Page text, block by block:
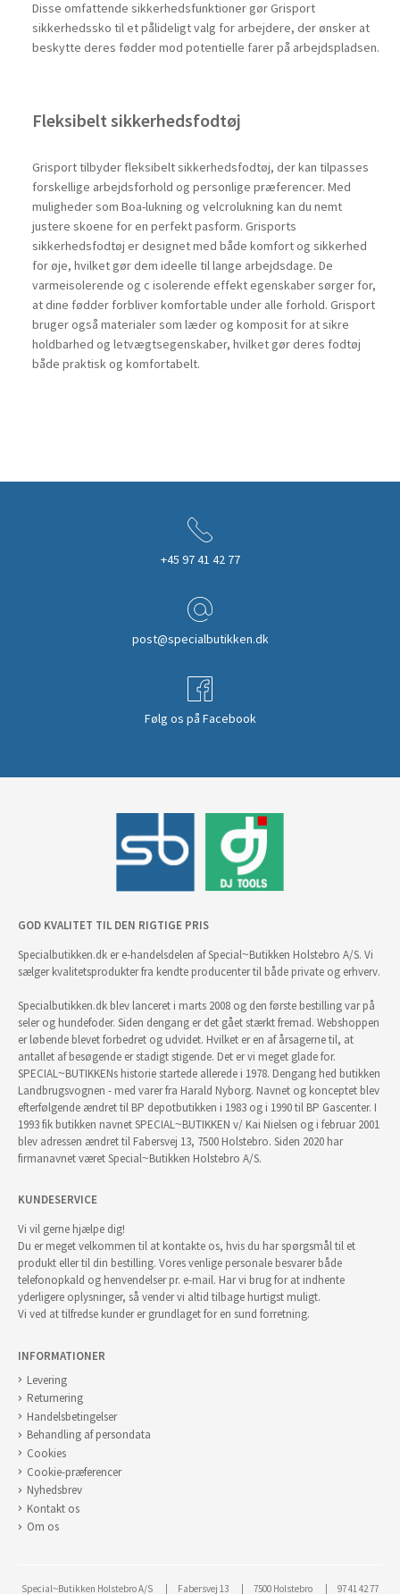
Disse omfattende sikkerhedsfunktioner gør Grisport
sikkerhedssko til et pålideligt valg for arbejdere, der ønsker at
beskytte deres fødder mod potentielle farer på arbejdspladsen.
Fleksibelt sikkerhedsfodtøj
Grisport tilbyder fleksibelt sikkerhedsfodtøj, der kan tilpasses
forskellige arbejdsforhold og personlige præferencer. Med
muligheder som Boa-lukning og velcrolukning kan du nemt
justere skoene for en perfekt pasform. Grisports
sikkerhedsfodtøj er designet med både komfort og sikkerhed
for øje, hvilket gør dem ideelle til lange arbejdsdage. De
varmeisolerende og c isolerende effekt egenskaber sørger for,
at dine fødder forbliver komfortable under alle forhold. Grisport
bruger også materialer som læder og komposit for at sikre
holdbarhed og letvægtsegenskaber, hvilket gør deres fodtøj
både praktisk og komfortabelt.
+45 97 41 42 77
post@specialbutikken.dk
Følg os på Facebook
GOD KVALITET TIL DEN RIGTIGE PRIS
Specialbutikken.dk er e-handelsdelen af Special~Butikken Holstebro A/S. Vi
sælger kvalitetsprodukter fra kendte producenter til både private og erhverv.
Specialbutikken.dk blev lanceret i marts 2008 og den første bestilling var på
seler og hundefoder. Siden dengang er det gået stærkt fremad. Webshoppen
er løbende blevet forbedret og udvidet. Hvilket er en af årsagerne til, at
antallet af besøgende er stadigt stigende. Det er vi meget glade for.
SPECIAL~BUTIKKENs historie startede allerede i 1978. Dengang hed butikken
Landbrugsvognen - med varer fra Harald Nyborg. Navnet og konceptet blev
efterfølgende ændret til BP depotbutikken i 1983 og i 1990 til BP Gascenter. I
1993 fik butikken navnet SPECIAL~BUTIKKEN v/ Kai Nielsen og i februar 2001
blev adressen ændret til Fabersvej 13, 7500 Holstebro. Siden 2020 har
firmanavnet været Special~Butikken Holstebro A/S.
KUNDESERVICE
Vi vil gerne hjælpe dig!
Du er meget velkommen til at kontakte os, hvis du har spørgsmål til et
produkt eller til din bestilling. Vores venlige personale besvarer både
telefonopkald og henvendelser pr. e-mail. Har vi brug for at indhente
yderligere oplysninger, så vender vi altid tilbage hurtigst muligt.
Vi ved at tilfredse kunder er grundlaget for en sund forretning.
INFORMATIONER
Levering
Returnering
Handelsbetingelser
Behandling af persondata
Cookies
Cookie-præferencer
Nyhedsbrev
Kontakt os
Om os
Special~Butikken Holstebro A/S Fabersvej 13 7500 Holstebro 97 41 42 77